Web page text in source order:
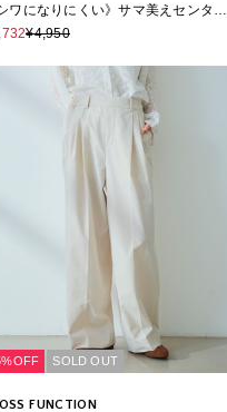
シワになりにくい》サマ美えセンター
スストレートパンツ
¥4,950
SOLD OUT
FUNCTION